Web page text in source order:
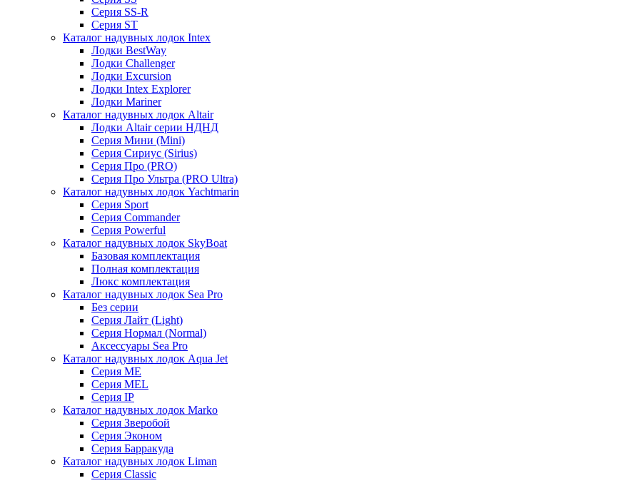
Серия SS-R
Серия ST
Каталог надувных лодок Intex
Лодки BestWay
Лодки Challenger
Лодки Excursion
Лодки Intex Explorer
Лодки Mariner
Каталог надувных лодок Altair
Лодки Altair серии НДНД
Серия Мини (Mini)
Серия Сириус (Sirius)
Серия Про (PRO)
Серия Про Ультра (PRO Ultra)
Каталог надувных лодок Yachtmarin
Серия Sport
Серия Commander
Серия Powerful
Каталог надувных лодок SkyBoat
Базовая комплектация
Полная комплектация
Люкс комплектация
Каталог надувных лодок Sea Pro
Без серии
Серия Лайт (Light)
Серия Нормал (Normal)
Аксессуары Sea Pro
Каталог надувных лодок Aqua Jet
Серия ME
Серия MEL
Серия IP
Каталог надувных лодок Marko
Серия Зверобой
Серия Эконом
Серия Барракуда
Каталог надувных лодок Liman
Серия Classic